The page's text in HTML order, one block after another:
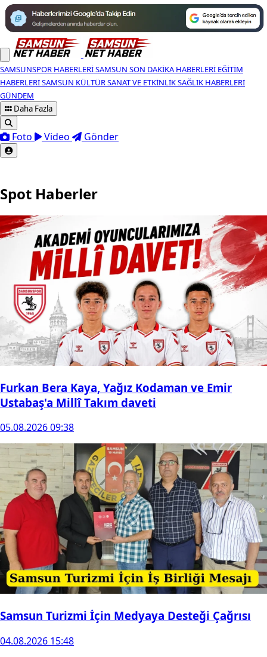
SAMSUNSPOR HABERLERISAMSUN SON DAKIKA HABERLERI EĞITIM
HABERLERISAMSUN KÜLTÜR SANAT VE ETKINLIKSAĞLIK HABERLERI
GÜNDEM
Daha Fazla
Foto Video Gönder
Spot Haberler
Furkan Bera Kaya, Yağız Kodaman ve Emir
Ustabaş'a Millî Takım daveti
05.08.2026 09:38
Samsun Turizmi İçin Medyaya Desteği Çağrısı
04.08.2026 15:48